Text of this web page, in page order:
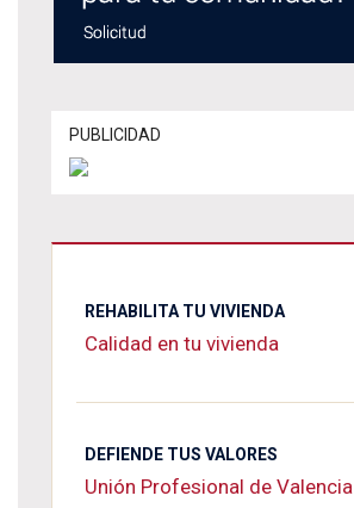
PUBLICIDAD
REHABILITA TU VIVIENDA
Calidad en tu vivienda
DEFIENDE TUS VALORES
Unión Profesional de Valencia